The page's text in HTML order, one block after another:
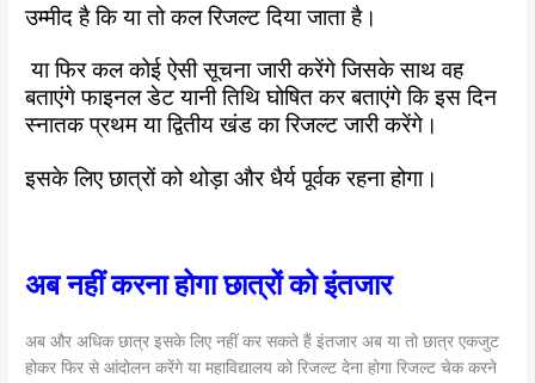
उम्मीद है कि या तो कल रिजल्ट दिया जाता है।
या फिर कल कोई ऐसी सूचना जारी करेंगे जिसके साथ वह
बताएंगे फाइनल डेट यानी तिथि घोषित कर बताएंगे कि इस दिन
स्नातक प्रथम या द्वितीय खंड का रिजल्ट जारी करेंगे।
इसके लिए छात्रों को थोड़ा और धैर्य पूर्वक रहना होगा।
अब नहीं करना होगा छात्रों को इंतजार
अब और अधिक छात्र इसके लिए नहीं कर सकते हैं इंतजार अब या तो छात्र एकजुट
होकर फिर से आंदोलन करेंगे या महाविद्यालय को रिजल्ट देना होगा रिजल्ट चेक करने